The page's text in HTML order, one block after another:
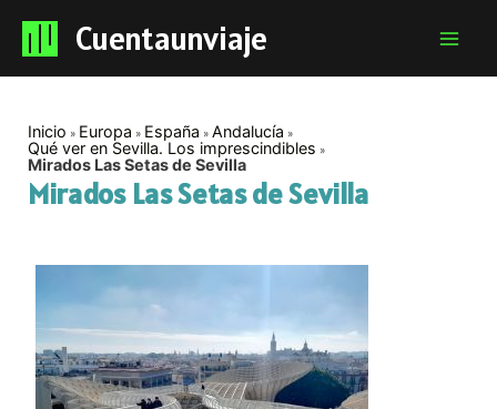
Cuentaunviaje
Inicio Europa España
Andalucía
Qué ver en Sevilla. Los imprescindibles
Mirados Las Setas de Sevilla
Mirados Las Setas de Sevilla